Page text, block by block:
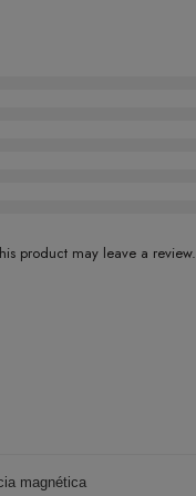
product may leave a review.
magnética